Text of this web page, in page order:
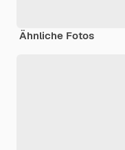
Ähnliche Fotos